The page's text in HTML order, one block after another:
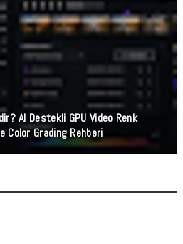
AI Destekli GPU Video Renk
Color Grading Rehberi